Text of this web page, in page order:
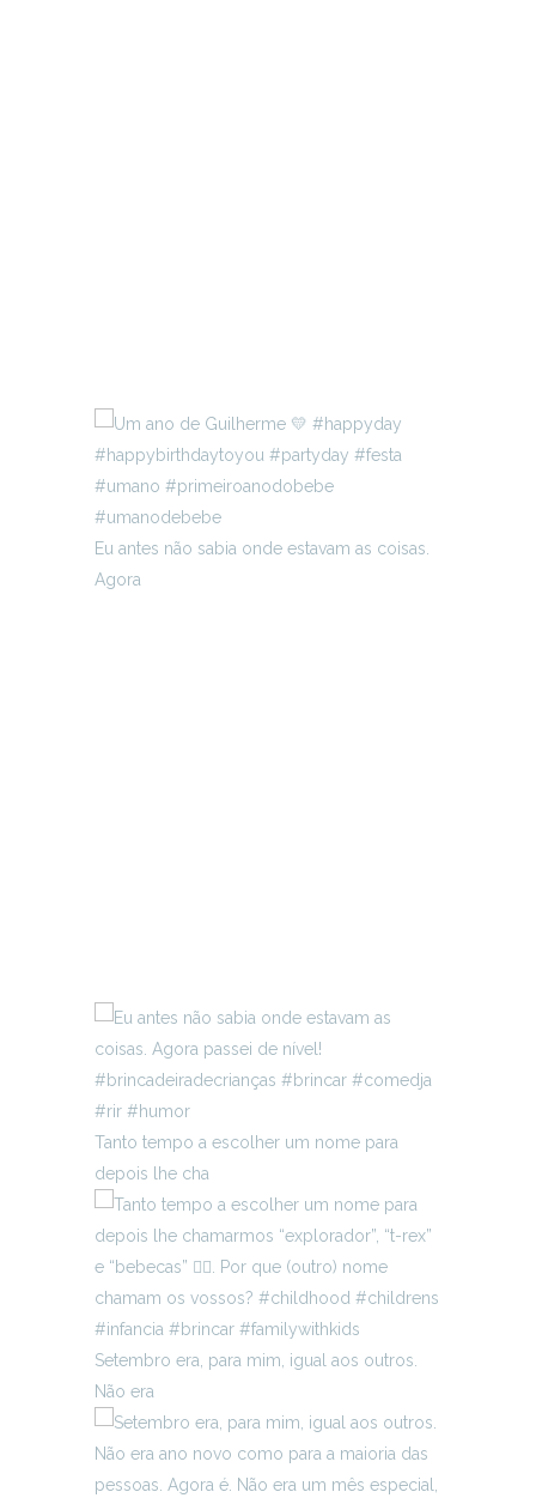
Eu antes não sabia onde estavam as coisas.
Agora
Tanto tempo a escolher um nome para
depois lhe cha
Setembro era, para mim, igual aos outros.
Não era